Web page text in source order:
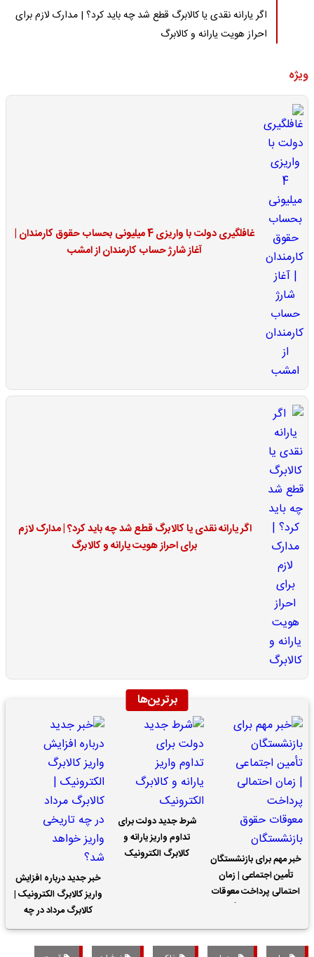
اگر یارانه نقدی یا کالابرگ قطع شد چه باید کرد؟ | مدارک لازم برای
احراز هویت یارانه و کالابرگ
ویژه
غافلگیری دولت با واریزی 4 میلیونی بحساب حقوق کارمندان |
آغاز شارژ حساب کارمندان از امشب
اگر یارانه نقدی یا کالابرگ قطع شد چه باید کرد؟ | مدارک لازم
برای احراز هویت یارانه و کالابرگ
برترین‌ها
خبر مهم برای بازنشستگان
تأمین اجتماعی | زمان
احتمالی پرداخت معوقات
شرط جدید دولت برای
تداوم واریز یارانه و
کالابرگ الکترونیک
خبر جدید درباره افزایش
واریز کالابرگ الکترونیک |
کالابرگ مرداد در چه
تاریخی واریز خواهد شد؟